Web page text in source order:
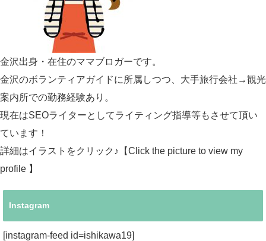
金沢出身・在住のママブロガーです。
金沢のボランティアガイドに所属しつつ、大手旅行会社→観光
案内所での勤務経験あり。
現在はSEOライターとしてライティング指導等もさせて頂い
ています！
詳細はイラストをクリック♪【Click the picture to view my
profile 】
Instagram
[instagram-feed id=ishikawa19]